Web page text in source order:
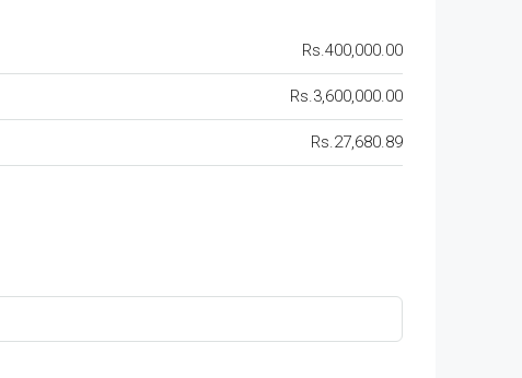
Rs.400,000.00
Rs.3,600,000.00
Rs.27,680.89